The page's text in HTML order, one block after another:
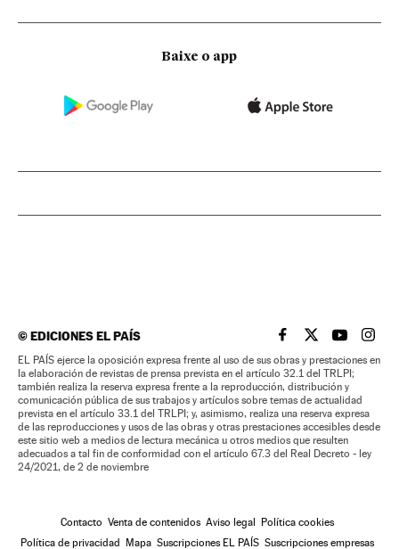
Baixe o app
©EDICIONES EL PAÍS EL PAÍS BRASIL EN
EL PAÍSEL PAÍS
EL
EL PAÍS ejerce la oposición expresa frente al uso de sus obras y prestaciones en
la elaboración de revistas de prensa prevista en el artículo 32.1 del TRLPI;
también realiza la reserva expresa frente a la reproducción, distribución y
comunicación pública de sus trabajos y artículos sobre temas de actualidad
prevista en el artículo 33.1 del TRLPI; y, asimismo, realiza una reserva expresa
de las reproducciones y usos de las obras y otras prestaciones accesibles desde
este sitio web a medios de lectura mecánica u otros medios que resulten
adecuados a tal fin de conformidad con el artículo 67.3 del Real Decreto - ley
24/2021, de 2 de noviembre
Contacto Venta de contenidos Aviso legal
Política cookies
Política de privacidad
Mapa Suscripciones EL PAÍS Suscripciones empresas